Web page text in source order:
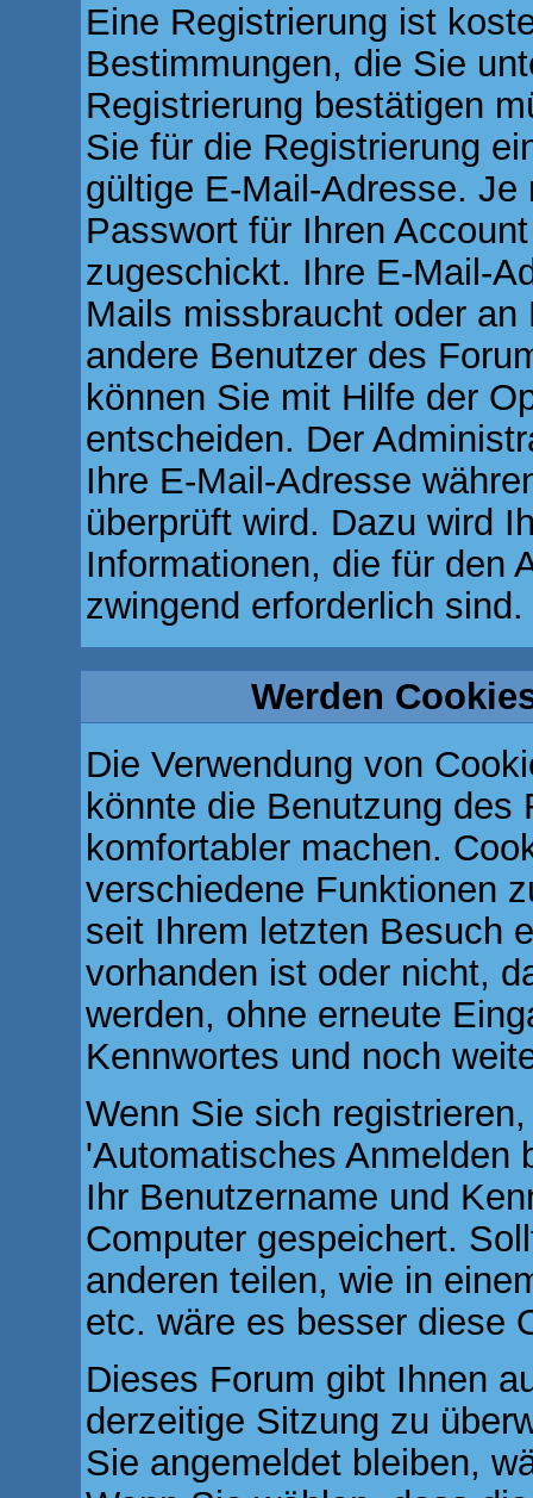
Eine Registrierung ist
Bestimmungen, die Sie
Registrierung bestätigen
Sie für die Registrierung
gültige E-Mail-Adresse.
Passwort für Ihren
zugeschickt. Ihre E-Mail-
Mails missbraucht oder
andere Benutzer des
können Sie mit Hilfe der
entscheiden. Der
Ihre E-Mail-Adresse
überprüft wird. Dazu wird
Informationen, die für den
zwingend erforderlich sind.
Werden
Die Verwendung von
könnte die Benutzung des
komfortabler machen.
verschiedene Funktionen
seit Ihrem letzten Besuch
vorhanden ist oder nicht,
werden, ohne erneute
Kennwortes und noch
Wenn Sie sich
'Automatisches Anmelden
Ihr Benutzername und
Computer gespeichert.
anderen teilen, wie in
etc. wäre es besser diese
Dieses Forum gibt Ihnen
derzeitige Sitzung zu
Sie angemeldet bleiben,